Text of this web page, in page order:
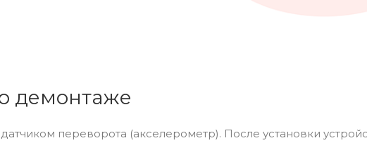
демонтаже
переворота (акселерометр). После установки